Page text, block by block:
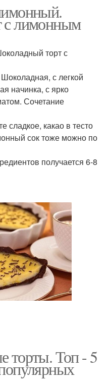
с лимонным
торт с
с легкой
начинка, с ярко
Сочетание
сладкое, какао в тесто
сок тоже можно по
получается 6-8
торты. Топ - 5